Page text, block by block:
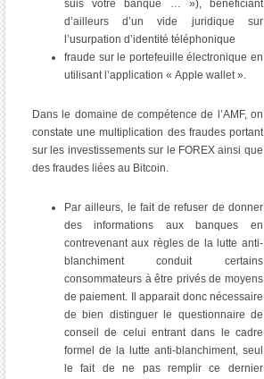
suis votre banque … »), bénéficiant
d’ailleurs d’un vide juridique sur
l’usurpation d’identité téléphonique
fraude sur le portefeuille électronique en
utilisant l’application « Apple wallet ».
Dans le domaine de compétence de l’AMF, on
constate une multiplication des fraudes portant
sur les investissements sur le FOREX ainsi que
des fraudes liées au Bitcoin.
Par ailleurs, le fait de refuser de donner
des informations aux banques en
contrevenant aux règles de la lutte anti-
blanchiment conduit certains
consommateurs à être privés de moyens
de paiement. Il apparait donc nécessaire
de bien distinguer le questionnaire de
conseil de celui entrant dans le cadre
formel de la lutte anti-blanchiment, seul
le fait de ne pas remplir ce dernier